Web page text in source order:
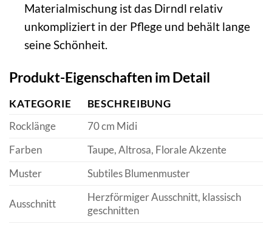
Materialmischung ist das Dirndl relativ
unkompliziert in der Pflege und behält lange
seine Schönheit.
Produkt-Eigenschaften im Detail
KATEGORIE
BESCHREIBUNG
Rocklänge
70 cm Midi
Farben
Taupe, Altrosa, Florale Akzente
Muster
Subtiles Blumenmuster
Ausschnitt
Herzförmiger Ausschnitt, klassisch
geschnitten